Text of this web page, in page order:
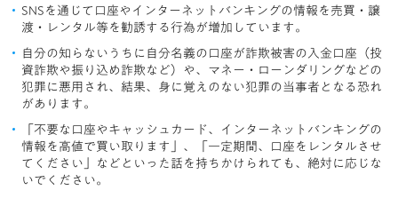
SNSを通じて口座やインターネットバンキングの情報を売買・譲
渡・レンタル等を勧誘する行為が増加しています。
自分の知らないうちに自分名義の口座が詐欺被害の入金口座（投
資詐欺や振り込め詐欺など）や、マネー・ローンダリングなどの
犯罪に悪用され、結果、身に覚えのない犯罪の当事者となる恐れ
があります。
「不要な口座やキャッシュカード、インターネットバンキングの
情報を高値で買い取ります」、「一定期間、口座をレンタルさせ
てください」などといった話を持ちかけられても、絶対に応じな
いでください。